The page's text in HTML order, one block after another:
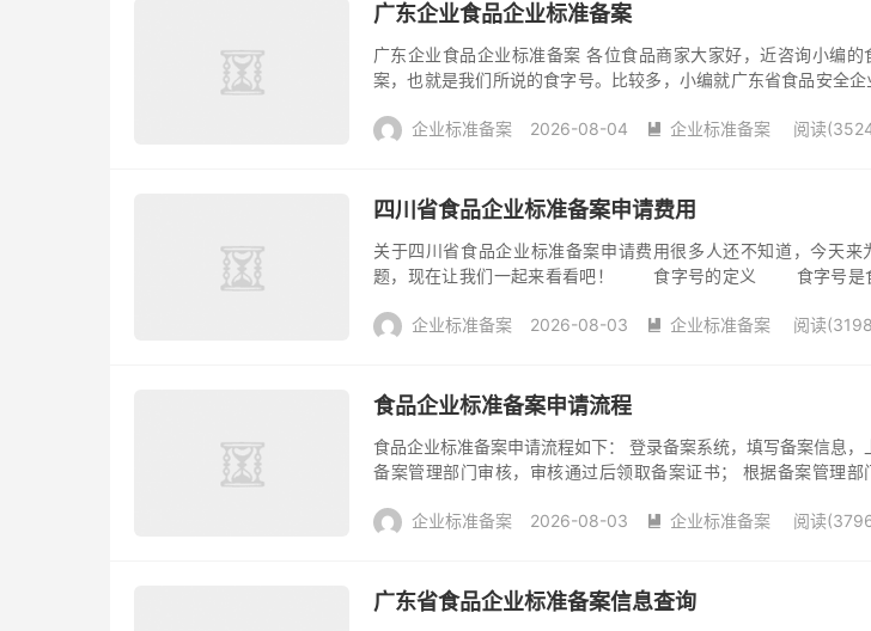
广东企业食品企业标准备案
广东企业食品企业标准备案 各位食品商家大家好，近咨询小编的
案，也就是我们所说的食字号。比较多，小编就广东省食品安全企
企业标准备案 2026-08-04  企业标准备案 阅读
四川省食品企业标准备案申请费用
关于四川省食品企业标准备案申请费用很多人还不知道，今天来
题，现在让我们一起来看看吧！ 食字号的定义 食字号是食
产品：植...企业标准备案 2026-08-03  企业标准备案 阅读
食品企业标准备案申请流程
食品企业标准备案申请流程如下： 登录备案系统，填写备案信息，
备案管理部门审核，审核通过后领取备案证书； 根据备案管理部
意以...企业标准备案 2026-08-03  企业标准备案 阅读
广东省食品企业标准备案信息查询